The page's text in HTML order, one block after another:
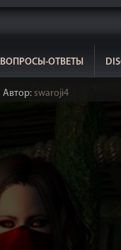
ВОПРОСЫ-ОТВЕТЫ
Автор: swaroji4